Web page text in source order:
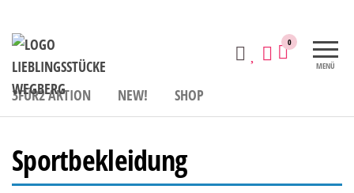
Lieblingsstücke
MENÜ
0
3FÜR2 AKTION NEW! SHOP
Sportbekleidung